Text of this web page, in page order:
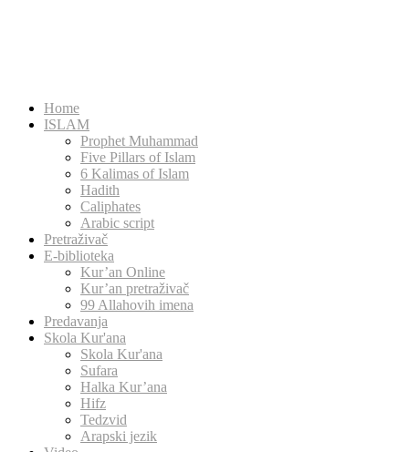
Home
ISLAM
Prophet Muhammad
Five Pillars of Islam
6 Kalimas of Islam
Hadith
Caliphates
Arabic script
Pretraživač
E-biblioteka
Kur’an Online
Kur’an pretraživač
99 Allahovih imena
Predavanja
Skola Kur'ana
Skola Kur'ana
Sufara
Halka Kur’ana
Hifz
Tedzvid
Arapski jezik